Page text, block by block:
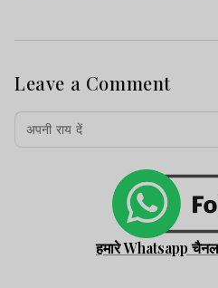
Leave a Comment
हमारे Whatsapp